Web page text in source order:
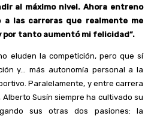
al máximo nivel. Ahora entreno
las carreras que realmente me
por tanto aumentó mi felicidad”.
eluden la competición, pero que sí
y… más autonomía personal a la
Paralelamente, y entre carrera
Susín siempre ha cultivado su
sus otras dos pasiones: la